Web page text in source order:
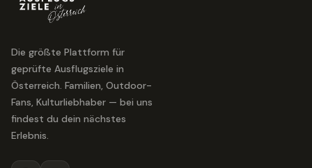
Die größte Plattform für
geprüfte Ausflugsziele in
Österreich. Familien, Outdoor-
Fans, Kulturliebhaber — bei uns
findest du dein nächstes
Erlebnis.